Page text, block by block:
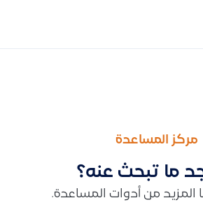
مركز المساعدة
ما تبحث عنه؟
المزيد من أدوات المساعدة.